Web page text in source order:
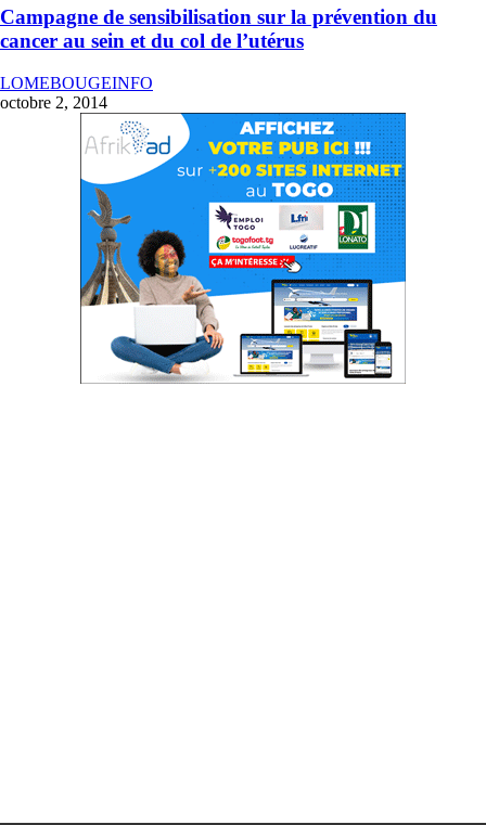
Campagne de sensibilisation sur la prévention du
cancer au sein et du col de l’utérus
LOMEBOUGEINFO
octobre 2, 2014